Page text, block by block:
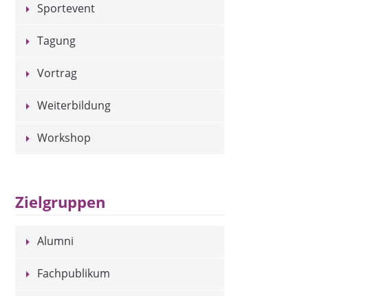
Sportevent
Tagung
Vortrag
Weiterbildung
Workshop
Zielgruppen
Alumni
Fachpublikum